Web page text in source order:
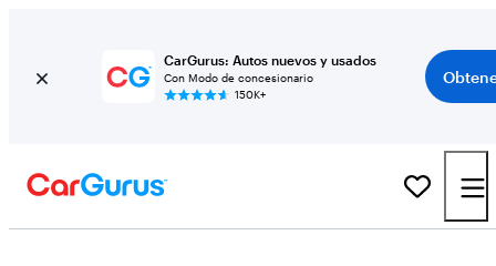
CarGurus: Autos nuevos y usados
Con Modo de concesionario
150K+